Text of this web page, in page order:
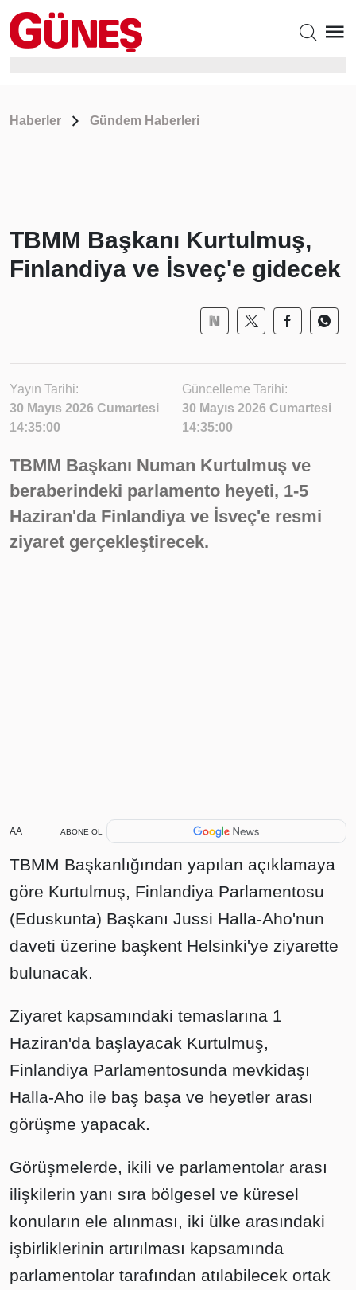
Haberler Gündem Haberleri
TBMM Başkanı Kurtulmuş,
Finlandiya ve İsveç'e gidecek
Yayın Tarihi:
30 Mayıs 2026 Cumartesi
14:35:00
Güncelleme Tarihi:
30 Mayıs 2026 Cumartesi
14:35:00
TBMM Başkanı Numan Kurtulmuş ve
beraberindeki parlamento heyeti, 1-5
Haziran'da Finlandiya ve İsveç'e resmi
ziyaret gerçekleştirecek.
AA ABONE OL
TBMM Başkanlığından yapılan açıklamaya
göre Kurtulmuş, Finlandiya Parlamentosu
(Eduskunta) Başkanı Jussi Halla-Aho'nun
daveti üzerine başkent Helsinki'ye ziyarette
bulunacak.
Ziyaret kapsamındaki temaslarına 1
Haziran'da başlayacak Kurtulmuş,
Finlandiya Parlamentosunda mevkidaşı
Halla-Aho ile baş başa ve heyetler arası
görüşme yapacak.
Görüşmelerde, ikili ve parlamentolar arası
ilişkilerin yanı sıra bölgesel ve küresel
konuların ele alınması, iki ülke arasındaki
işbirliklerinin artırılması kapsamında
parlamentolar tarafından atılabilecek ortak